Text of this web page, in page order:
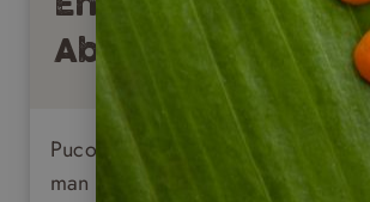
Entdecker und
Abenteurer
Pucon in der chilensichen
man getrost als Traumurlaubsziel